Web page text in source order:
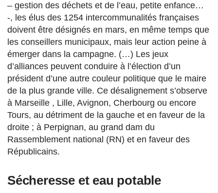
– gestion des déchets et de l’eau, petite enfance…
-, les élus des 1254 intercommunalités françaises
doivent être désignés en mars, en même temps que
les conseillers municipaux, mais leur action peine à
émerger dans la campagne. (…) Les jeux
d’alliances peuvent conduire à l’élection d’un
président d’une autre couleur politique que le maire
de la plus grande ville. Ce désalignement s’observe
à Marseille , Lille, Avignon, Cherbourg ou encore
Tours, au détriment de la gauche et en faveur de la
droite ; à Perpignan, au grand dam du
Rassemblement national (RN) et en faveur des
Républicains.
Sécheresse et eau potable